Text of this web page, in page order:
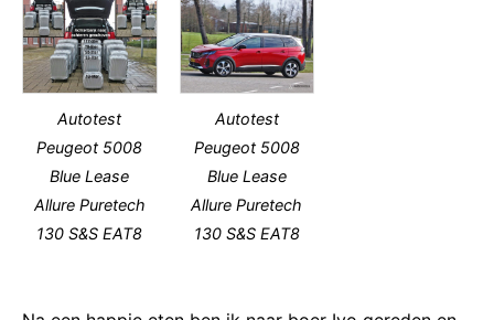
Autotest
Peugeot 5008
Blue Lease
Allure Puretech
130 S&S EAT8
Autotest
Peugeot 5008
Blue Lease
Allure Puretech
130 S&S EAT8